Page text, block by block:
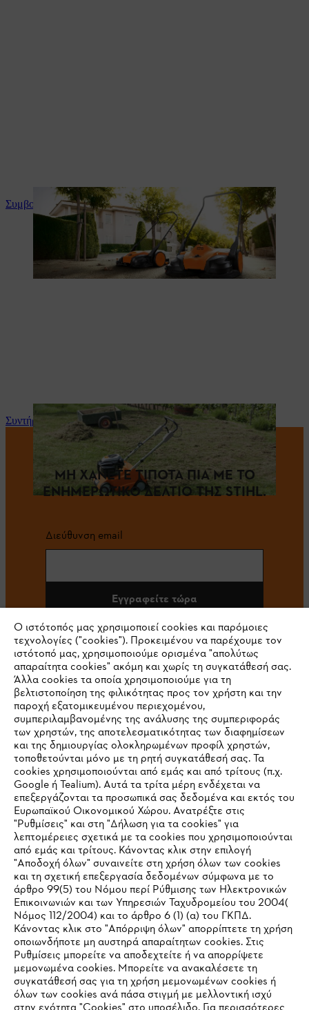
Συμβουλές και οδηγίες για το προϊόν
Συντήρηση και επισκευή
ΜΗ ΧΑΝΕΤΕ ΤΙΠΟΤΑ ΠΙΑ ΜΕ ΤΟ
ΕΝΗΜΕΡΩΤΙΚΟ ΔΕΛΤΙΟ ΤΗΣ STIHL.
Διεύθυνση email
Εγγραφείτε τώρα
#STIHL
Εταιρεία
STIHL Συχνές ερωτήσεις
Service
Πολιτική απορρήτου Νομικό κείμενο Cookies
IHR BROWSER WIRD NICHT
UNTERSTÜTZT
Sie nutzen einen Browser, den wir noch nicht unterstützen. Für
eine optimale Nutzung unserer Seite empfehlen wir Ihnen, zu
einem der folgenden Browser zu wechseln:
Ο ιστότοπός μας χρησιμοποιεί cookies και παρόμοιες
τεχνολογίες ("cookies"). Προκειμένου να παρέχουμε τον
ιστότοπό μας, χρησιμοποιούμε ορισμένα "απολύτως
απαραίτητα cookies" ακόμη και χωρίς τη συγκατάθεσή σας.
Άλλα cookies τα οποία χρησιμοποιούμε για τη
βελτιστοποίηση της φιλικότητας προς τον χρήστη και την
παροχή εξατομικευμένου περιεχομένου,
συμπεριλαμβανομένης της ανάλυσης της συμπεριφοράς
των χρηστών, της αποτελεσματικότητας των διαφημίσεων
και της δημιουργίας ολοκληρωμένων προφίλ χρηστών,
τοποθετούνται μόνο με τη ρητή συγκατάθεσή σας. Τα
cookies χρησιμοποιούνται από εμάς και από τρίτους (π.χ.
Google ή Tealium). Αυτά τα τρίτα μέρη ενδέχεται να
επεξεργάζονται τα προσωπικά σας δεδομένα και εκτός του
Ευρωπαϊκού Οικονομικού Χώρου. Ανατρέξτε στις
"Ρυθμίσεις" και στη "Δήλωση για τα cookies" για
λεπτομέρειες σχετικά με τα cookies που χρησιμοποιούνται
από εμάς και τρίτους. Κάνοντας κλικ στην επιλογή
"Αποδοχή όλων" συναινείτε στη χρήση όλων των cookies
και τη σχετική επεξεργασία δεδομένων σύμφωνα με το
άρθρο 99(5) του Νόμου περί Ρύθμισης των Ηλεκτρονικών
Επικοινωνιών και των Υπηρεσιών Ταχυδρομείου του 2004(
Νόμος 112/2004) και το άρθρο 6 (1) (α) του ΓΚΠΔ.
Κάνοντας κλικ στο "Απόρριψη όλων" απορρίπτετε τη χρήση
οποιωνδήποτε μη αυστηρά απαραίτητων cookies. Στις
Ρυθμίσεις μπορείτε να αποδεχτείτε ή να απορρίψετε
μεμονωμένα cookies. Μπορείτε να ανακαλέσετε τη
συγκατάθεσή σας για τη χρήση μεμονωμένων cookies ή
όλων των cookies ανά πάσα στιγμή με μελλοντική ισχύ